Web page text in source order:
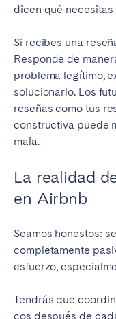
dicen qué necesitas
Si recibes una
Responde de
problema legítimo,
solucionarlo. Los
reseñas como tus
constructiva puede
mala.
La realidad
en Airbnb
Seamos honestos:
completamente
esfuerzo,
Tendrás que
cos después de